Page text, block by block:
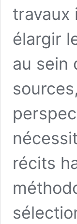
travaux
élargir
au sein
récits